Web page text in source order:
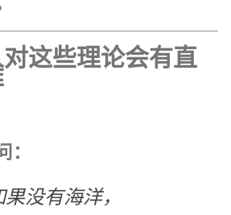
这些理论会有直
：
果没有海洋，